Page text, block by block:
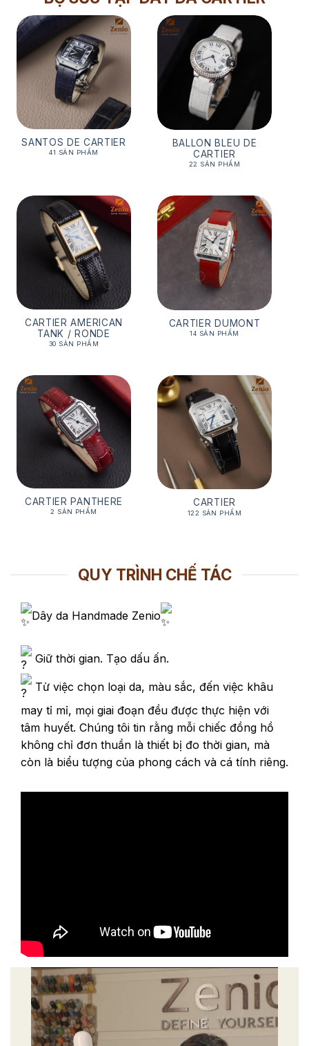
SANTOS DE CARTIER
41 SẢN PHẨM
BALLON BLEU DE
CARTIER
22 SẢN PHẨM
CARTIER AMERICAN
TANK / RONDE
30 SẢN PHẨM
CARTIER DUMONT
14 SẢN PHẨM
CARTIER PANTHERE
2 SẢN PHẨM
CARTIER
122 SẢN PHẨM
QUY TRÌNH CHẾ TÁC
Dây da Handmade Zenio
Giữ thời gian. Tạo dấu ấn.
Từ việc chọn loại da, màu sắc, đến việc khâu
may tỉ mỉ, mọi giai đoạn đều được thực hiện với
tâm huyết. Chúng tôi tin rằng mỗi chiếc đồng hồ
không chỉ đơn thuần là thiết bị đo thời gian, mà
còn là biểu tượng của phong cách và cá tính riêng.